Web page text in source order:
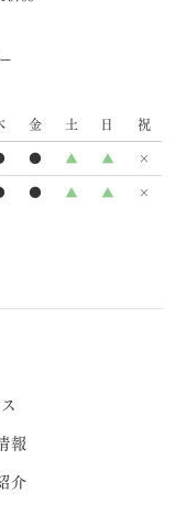
金 土 日
祝
● ▲ ▲
×
● ▲ ▲ ×
報
介